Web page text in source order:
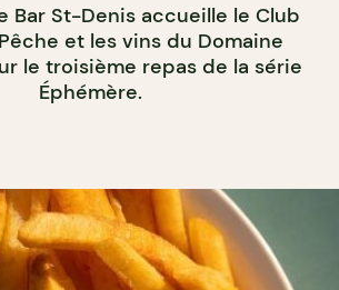
Bar St-Denis accueille le Club
et les vins du Domaine
le troisième repas de la série
Éphémère.